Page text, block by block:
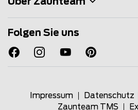
Über Zaunteam
Folgen Sie uns
Impressum Datenschutz
Zaunteam TMS